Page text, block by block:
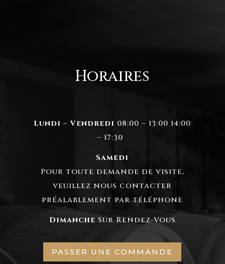
Horaires
Lundi – Vendredi 08:00 – 13:00 14:00
– 17:30
Samedi
Pour toute demande de visite,
veuillez nous contacter
préalablement par téléphone
Dimanche Sur Rendez-Vous
PASSER UNE COMMANDE